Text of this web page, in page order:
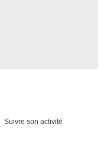
Suivre son activité